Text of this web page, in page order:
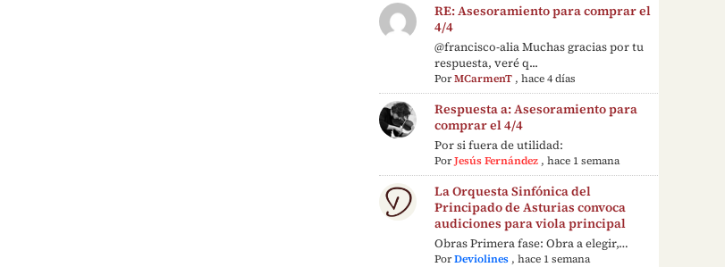
RE: Asesoramiento para comprar el
4/4
@francisco-alia Muchas gracias por tu
respuesta, veré q...
PorMCarmenT ,hace 4 días
Respuesta a: Asesoramiento para
comprar el 4/4
Por si fuera de utilidad:
PorJesús Fernández ,hace 1 semana
La Orquesta Sinfónica del
Principado de Asturias convoca
audiciones para viola principal
Obras Primera fase: Obra a elegir,…
PorDeviolines ,hace 1 semana